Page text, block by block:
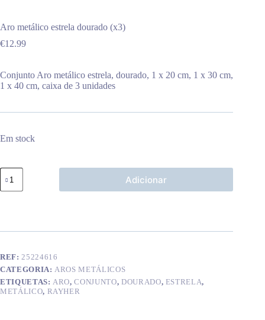
Aro metálico estrela dourado (x3)
€12.99
Conjunto Aro metálico estrela, dourado, 1 x 20 cm, 1 x 30 cm,
1 x 40 cm, caixa de 3 unidades
Em stock
Quantidade
de
Aro
(x3)
Adicionar
REF:25224616
CATEGORIA:AROS METÁLICOS
ETIQUETAS:ARO,CONJUNTO, DOURADO, ESTRELA,
METÁLICO, RAYHER